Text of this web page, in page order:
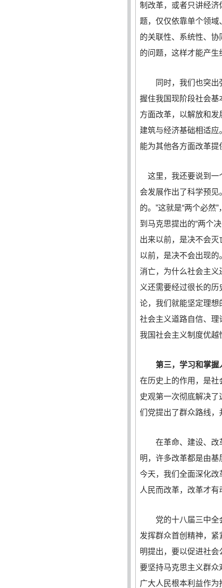
制改革，或者只讲经
题，仅仅依靠单个领
的关联性、系统性、
的问题，这样才能产生
同时，我们也突出强
握住我国现阶段社会
方面改革，以解放和
建筑与经济基础相适
能为其他各方面改革
这里，我还要说到一
会发展作出了科学预
的。”这就是“两个必
到马克思提出的“两个
出来以前，是决不会
以前，是决不会出现
消亡，为什么社会主
义还需要经过很长的
论，我们就能坚定理
社会主义道路自信、
我国社会主义制度优
第三，学习和掌握
在历史上的作用，是
史观第一次彻底解决
们党提出了群众路线
在革命、建设、改革
明，许多改革都是由
今天，我们全面深化
人民而改革，改革才有
党的十八届三中全会
发挥群众首创精神，
明提出，要以促进社
要坚持马克思主义群众
广大人民根本利益作